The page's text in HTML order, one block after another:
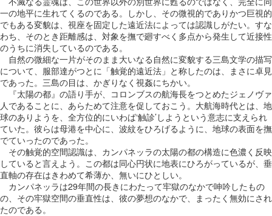
一の地平に生れてくるのである。しかし、その微視的でありかつ巨視的
でもある変貌は、視座を固定した遠近法によっては認識しがたい。すな
わち、そのとき距離感は、対象を撫で廻すべく多点から発生して近接性
のうちに消失しているのである。
自然の微細な一片がそのまま大いなる自然に変貌する三島文学の描写
について、服部達がつとに「触覚的遠近法」と称したのは、まさに卓見
であった。三島の目は、かぎりなく視姦にちかい。
『太陽の都』の語り手が、コロンブスの航海長をつとめたジェノヴァ
人であることに、あらためて注意を促しておこう。大航海時代とは、地
球のありようを、全方位的にいわば‘触診’しようという意志に支えられ
ていた。彼らは母港を中心に、波紋をひろげるように、地球の表面を撫
でていったのであった。
その触覚的空間認識は、カンパネッラの太陽の都の構造に色濃く反映
していると言えよう。この都は同心円状に地表にひろがっているが、垂
直軸の存在はきわめて希薄か、無いにひとしい。
カンパネッラは29年間の長きにわたって牢獄のなかで呻吟したもの
の、その牢獄空間の垂直性は、彼の夢想のなかで、まったく無効にされ
たのである。